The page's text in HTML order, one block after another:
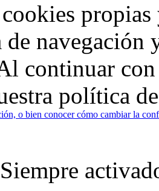
propias
de
continuar
política
o bien conocer cómo cambiar la
Siempre